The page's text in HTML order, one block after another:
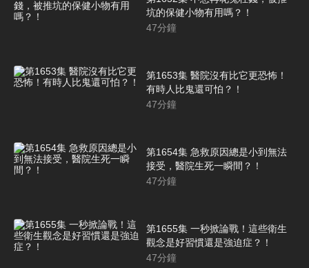
坑的保健小物有用嗎？！
47分鐘
第1653集 醫院沒有比它更恐怖！
有時人比鬼還可怕？！
47分鐘
第1654集 急救原因總是小到無法
接受，醫院生死一瞬間？！
47分鐘
第1655集 一秒掀論戰！這些衛生
觀念是好習慣還是強迫症？！
47分鐘